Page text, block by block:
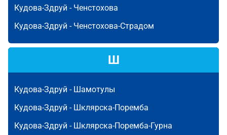
Кудова-Здруй - Ченстохова
Кудова-Здруй - Ченстохова-Страдом
Ш
Кудова-Здруй - Шамотулы
Кудова-Здруй - Шклярска-Поремба
Кудова-Здруй - Шклярска-Поремба-Гурна